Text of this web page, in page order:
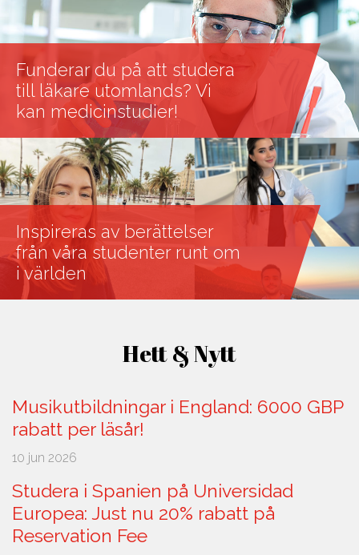
Funderar du på att studera
till läkare utomlands? Vi
kan medicinstudier!
Inspireras av berättelser
från våra studenter runt om
i världen
Hett & Nytt
Musikutbildningar i England: 6000 GBP
rabatt per läsår!
10 jun 2026
Studera i Spanien på Universidad
Europea: Just nu 20% rabatt på
Reservation Fee